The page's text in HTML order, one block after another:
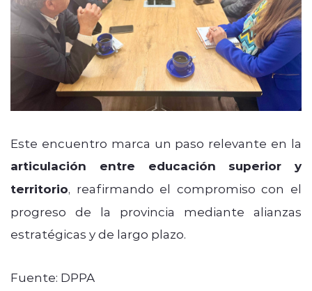
Este encuentro marca un paso relevante en la
articulación entre educación superior y
territorio, reafirmando el compromiso con el
progreso de la provincia mediante alianzas
estratégicas y de largo plazo.
Fuente: DPPA